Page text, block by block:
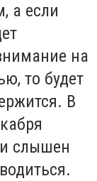
а если
на
то будет
В
слышен